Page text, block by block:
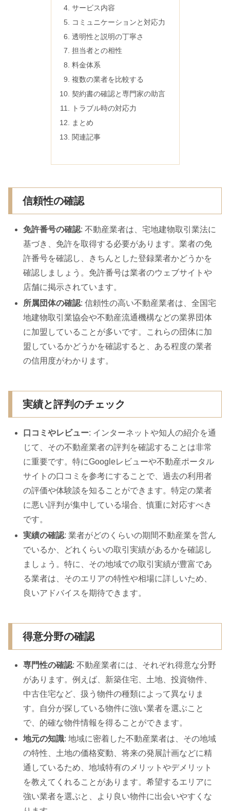
サービス内容
コミュニケーションと対応力
透明性と説明の丁寧さ
担当者との相性
料金体系
複数の業者を比較する
契約書の確認と専門家の助言
トラブル時の対応力
まとめ
関連記事
信頼性の確認
免許番号の確認: 不動産業者は、宅地建物取引業法に
基づき、免許を取得する必要があります。業者の免
許番号を確認し、きちんとした登録業者かどうかを
確認しましょう。免許番号は業者のウェブサイトや
店舗に掲示されています。
所属団体の確認: 信頼性の高い不動産業者は、全国宅
地建物取引業協会や不動産流通機構などの業界団体
に加盟していることが多いです。これらの団体に加
盟しているかどうかを確認すると、ある程度の業者
の信用度がわかります。
実績と評判のチェック
口コミやレビュー: インターネットや知人の紹介を通
じて、その不動産業者の評判を確認することは非常
に重要です。特にGoogleレビューや不動産ポータル
サイトの口コミを参考にすることで、過去の利用者
の評価や体験談を知ることができます。特定の業者
に悪い評判が集中している場合、慎重に対応すべき
です。
実績の確認: 業者がどのくらいの期間不動産業を営ん
でいるか、どれくらいの取引実績があるかを確認し
ましょう。特に、その地域での取引実績が豊富であ
る業者は、そのエリアの特性や相場に詳しいため、
良いアドバイスを期待できます。
得意分野の確認
専門性の確認: 不動産業者には、それぞれ得意な分野
があります。例えば、新築住宅、土地、投資物件、
中古住宅など、扱う物件の種類によって異なりま
す。自分が探している物件に強い業者を選ぶこと
で、的確な物件情報を得ることができます。
地元の知識: 地域に密着した不動産業者は、その地域
の特性、土地の価格変動、将来の発展計画などに精
通しているため、地域特有のメリットやデメリット
を教えてくれることがあります。希望するエリアに
強い業者を選ぶと、より良い物件に出会いやすくな